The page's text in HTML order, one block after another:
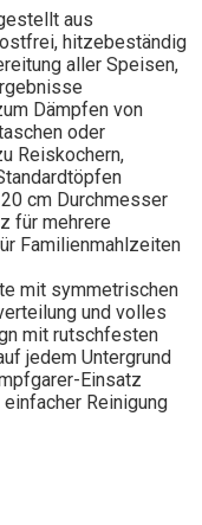
aus
hitzebeständig
aller Speisen,
Dämpfen von
oder
Reiskochern,
cm Durchmesser
für mehrere
Familienmahlzeiten
mit symmetrischen
und volles
mit rutschfesten
jedem Untergrund
Einsatz
Reinigung